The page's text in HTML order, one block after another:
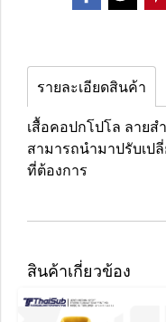
รายละเอียดสินค้า
เสื้อคอปกโปโล ลาย
สามารถนำมาปรับเป
ที่ต้องการ
สินค้าเกี่ยวข้อง